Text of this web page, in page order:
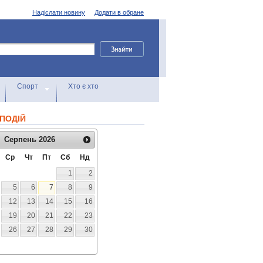
Додати в обране
Надіслати новину
Спорт Хто є хто
Серпень 2026
Ср Чт Пт Сб
Нд
1
2
5 6 7 8
9
12 13 14 15
16
19 20 21 22
23
26 27 28 29
30